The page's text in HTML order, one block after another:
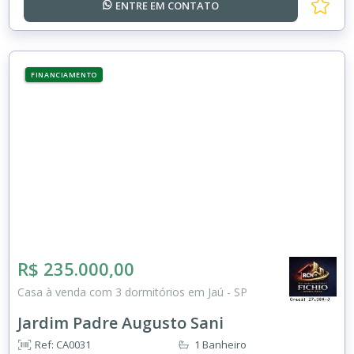
ENTRE EM CONTATO
FINANCIAMENTO
R$ 235.000,00
Casa à venda com 3 dormitórios em Jaú - SP
Jardim Padre Augusto Sani
Ref: CA0031
1 Banheiro